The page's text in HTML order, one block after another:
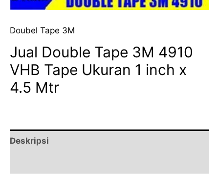
Doubel Tape 3M
Jual Double Tape 3M 4910
VHB Tape Ukuran 1 inch x
4.5 Mtr
Deskripsi